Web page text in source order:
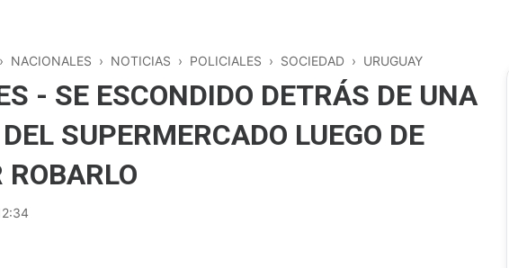
› NACIONALES › NOTICIAS › POLICIALES › SOCIEDAD › URUGUAY
- SE ESCONDIDO DETRÁS DE UNA
SUPERMERCADO LUEGO DE